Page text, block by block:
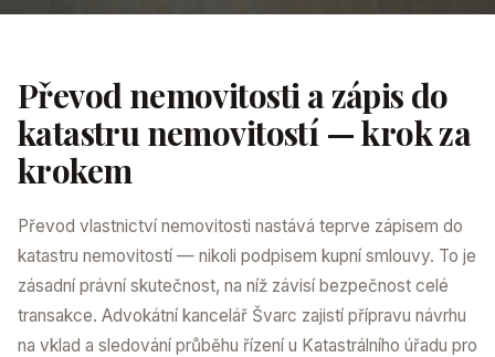
Převod nemovitosti a zápis do
katastru nemovitostí — krok za
krokem
Převod vlastnictví nemovitosti nastává teprve zápisem do
katastru nemovitostí — nikoli podpisem kupní smlouvy. To je
zásadní právní skutečnost, na níž závisí bezpečnost celé
transakce. Advokátní kancelář Švarc zajistí přípravu návrhu
na vklad a sledování průběhu řízení u Katastrálního úřadu pro